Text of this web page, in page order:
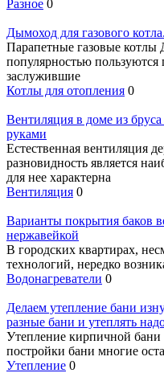
Разное 0
Дымоход для газового
Парапетные газовые
популярностью
заслужившие
Котлы для отопления 0
Вентиляция в доме из
руками
Естественная вентиляция
разновидность является
для нее характерна
Вентиляция 0
Варианты покрытия баков
нержавейкой
В городских квартирах,
технологий, нередко
Водонагреватели 0
Делаем утепление бани
разные бани и утеплять
Утепление кирпичной
постройки бани многие
Утепление 0